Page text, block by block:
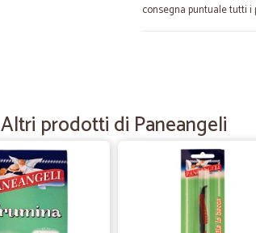
consegna puntuale tutti
Tutto perfetto !
Tutto perfetto !
Altri prodotti di Paneangeli